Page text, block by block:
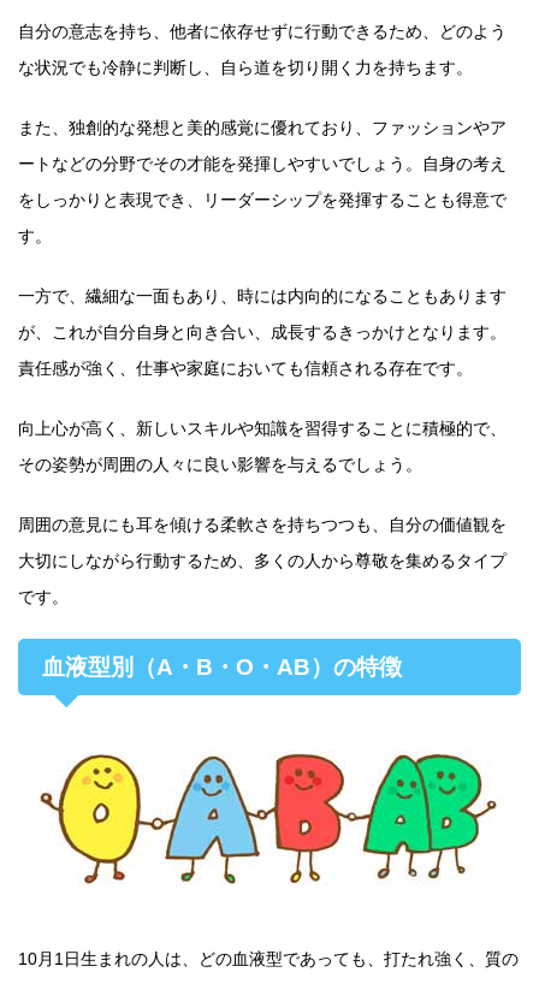
自分の意志を持ち、他者に依存せずに行動できるため、どのよう
な状況でも冷静に判断し、自ら道を切り開く力を持ちます。
また、独創的な発想と美的感覚に優れており、ファッションやア
ートなどの分野でその才能を発揮しやすいでしょう。自身の考え
をしっかりと表現でき、リーダーシップを発揮することも得意で
す。
一方で、繊細な一面もあり、時には内向的になることもあります
が、これが自分自身と向き合い、成長するきっかけとなります。
責任感が強く、仕事や家庭においても信頼される存在です。
向上心が高く、新しいスキルや知識を習得することに積極的で、
その姿勢が周囲の人々に良い影響を与えるでしょう。
周囲の意見にも耳を傾ける柔軟さを持ちつつも、自分の価値観を
大切にしながら行動するため、多くの人から尊敬を集めるタイプ
です。
血液型別（A・B・O・AB）の特徴
10月1日生まれの人は、どの血液型であっても、打たれ強く、質の